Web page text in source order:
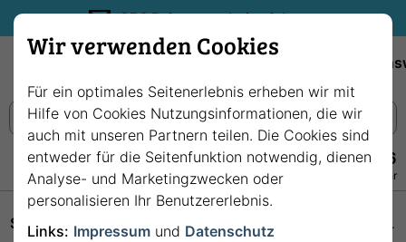
35€ Reisegutschein sichern.
+49 228 3875 7256
Persönlich · Kostenlos · Täglich 08–22 Uhr
Startseite Hochseekreuzfahrten: Unterwegs auf den Weltmeeren
Wir verwenden Cookies
Für ein optimales Seitenerlebnis erheben wir mit
Hilfe von Cookies Nutzungsinformationen, die wir
auch mit unseren Partnern teilen. Die Cookies sind
entweder für die Seitenfunktion notwendig, dienen
Analyse- und Marketingzwecken oder
personalisieren Ihr Benutzererlebnis.
Links: Impressum und Datenschutz